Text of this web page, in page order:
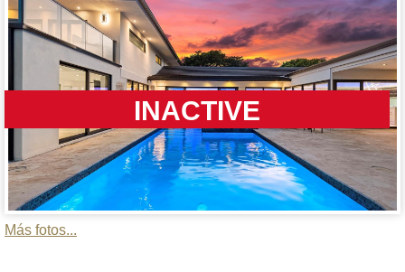
INACTIVE
Más fotos...